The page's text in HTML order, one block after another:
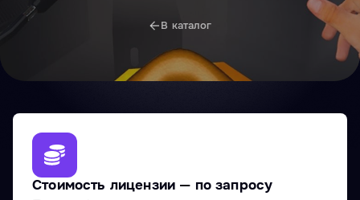
В каталог
Стоимость лицензии — по запросу